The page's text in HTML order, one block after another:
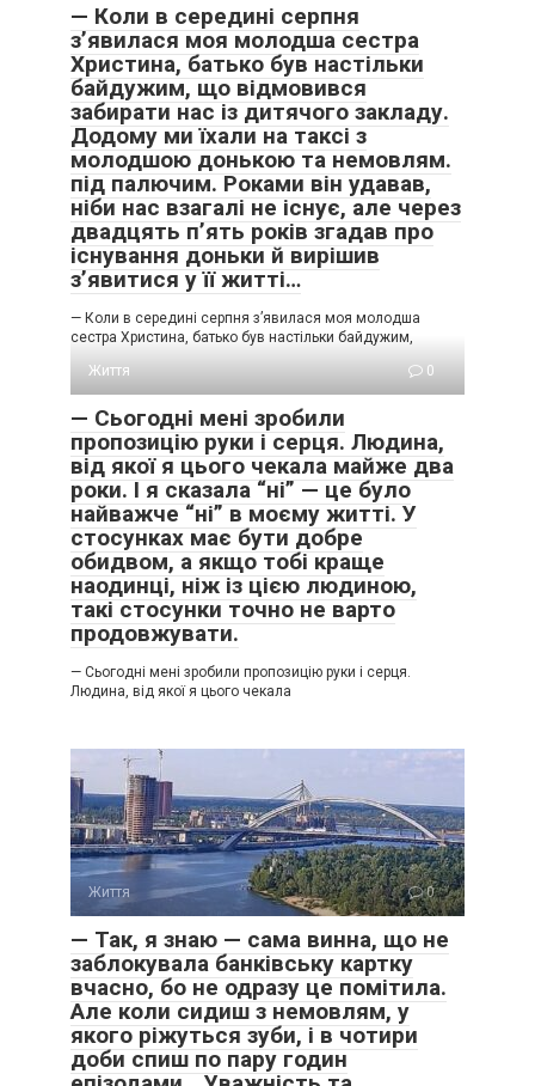
— Коли в середині серпня
з’явилася моя молодша сестра
Христина, батько був настільки
байдужим, що відмовився
забирати нас із дитячого закладу.
Додому ми їхали на таксі з
молодшою донькою та немовлям.
під палючим. Роками він удавав,
ніби нас взагалі не існує, але через
двадцять п’ять років згадав про
існування доньки й вирішив
з’явитися у її житті…
— Коли в середині серпня з’явилася моя молодша
сестра Христина, батько був настільки байдужим,
Життя
0
— Сьогодні мені зробили
пропозицію руки і серця. Людина,
від якої я цього чекала майже два
роки. І я сказала “ні” — це було
найважче “ні” в моєму житті. У
стосунках має бути добре
обидвом, а якщо тобі краще
наодинці, ніж із цією людиною,
такі стосунки точно не варто
продовжувати.
— Сьогодні мені зробили пропозицію руки і серця.
Людина, від якої я цього чекала
Життя 0
— Так, я знаю — сама винна, що не
заблокувала банківську картку
вчасно, бо не одразу це помітила.
Але коли сидиш з немовлям, у
якого ріжуться зуби, і в чотири
доби спиш по пару годин